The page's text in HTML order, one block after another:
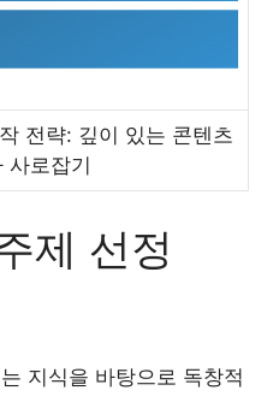
전략: 깊이 있는 콘텐츠
사로잡기
제 선정
지식을 바탕으로 독창적